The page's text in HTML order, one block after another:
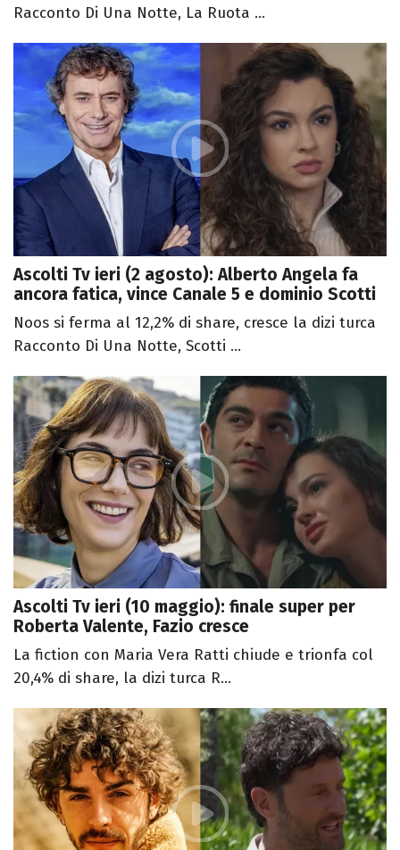
Racconto Di Una Notte, La Ruota ...
Ascolti Tv ieri (2 agosto): Alberto Angela fa
ancora fatica, vince Canale 5 e dominio Scotti
Noos si ferma al 12,2% di share, cresce la dizi turca
Racconto Di Una Notte, Scotti ...
Ascolti Tv ieri (10 maggio): finale super per
Roberta Valente, Fazio cresce
La fiction con Maria Vera Ratti chiude e trionfa col
20,4% di share, la dizi turca R...